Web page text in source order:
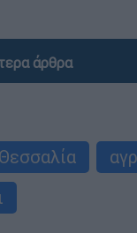
άρθρα
Θεσσαλία